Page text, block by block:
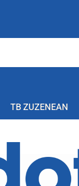
TB ZUZENEAN